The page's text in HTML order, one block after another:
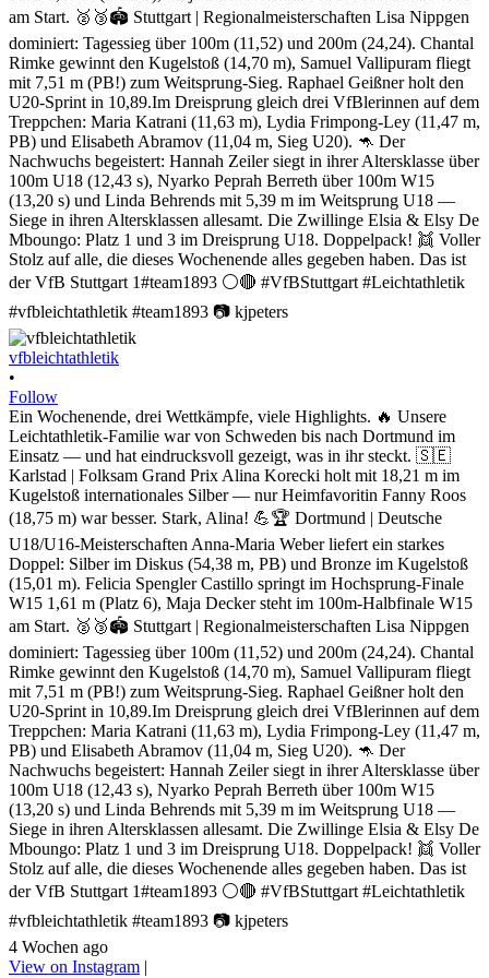
vfbleichtathletik
•
Follow
Ein Wochenende, drei Wettkämpfe, viele Highlights. 🔥 Unsere
Leichtathletik-Familie war von Schweden bis nach Dortmund im
Einsatz — und hat eindrucksvoll gezeigt, was in ihr steckt. 🇸🇪
Karlstad | Folksam Grand Prix Alina Korecki holt mit 18,21 m im
Kugelstoß internationales Silber — nur Heimfavoritin Fanny Roos
(18,75 m) war besser. Stark, Alina! 💪🏆 Dortmund | Deutsche
U18/U16-Meisterschaften Anna-Maria Weber liefert ein starkes
Doppel: Silber im Diskus (54,38 m, PB) und Bronze im Kugelstoß
(15,01 m). Felicia Spengler Castillo springt im Hochsprung-Finale
W15 1,61 m (Platz 6), Maja Decker steht im 100m-Halbfinale W15
am Start. 🥈🥉🏟️ Stuttgart | Regionalmeisterschaften Lisa Nippgen
dominiert: Tagessieg über 100m (11,52) und 200m (24,24). Chantal
Rimke gewinnt den Kugelstoß (14,70 m), Samuel Vallipuram fliegt
mit 7,51 m (PB!) zum Weitsprung-Sieg. Raphael Geißner holt den
U20-Sprint in 10,89.Im Dreisprung gleich drei VfBlerinnen auf dem
Treppchen: Maria Katrani (11,63 m), Lydia Frimpong-Ley (11,47 m,
PB) und Elisabeth Abramov (11,04 m, Sieg U20). 🦘 Der
Nachwuchs begeistert: Hannah Zeiler siegt in ihrer Altersklasse über
100m U18 (12,43 s), Nyarko Peprah Berreth über 100m W15
(13,20 s) und Linda Behrends mit 5,39 m im Weitsprung U18 —
Siege in ihren Altersklassen allesamt. Die Zwillinge Elsia & Elsy De
Mboungo: Platz 1 und 3 im Dreisprung U18. Doppelpack! 👯 Voller
Stolz auf alle, die dieses Wochenende alles gegeben haben. Das ist
der VfB Stuttgart 1#team1893 ⚪🔴 #VfBStuttgart #Leichtathletik
#vfbleichtathletik #team1893 📷 kjpeters
4 Wochen ago
View on Instagram |